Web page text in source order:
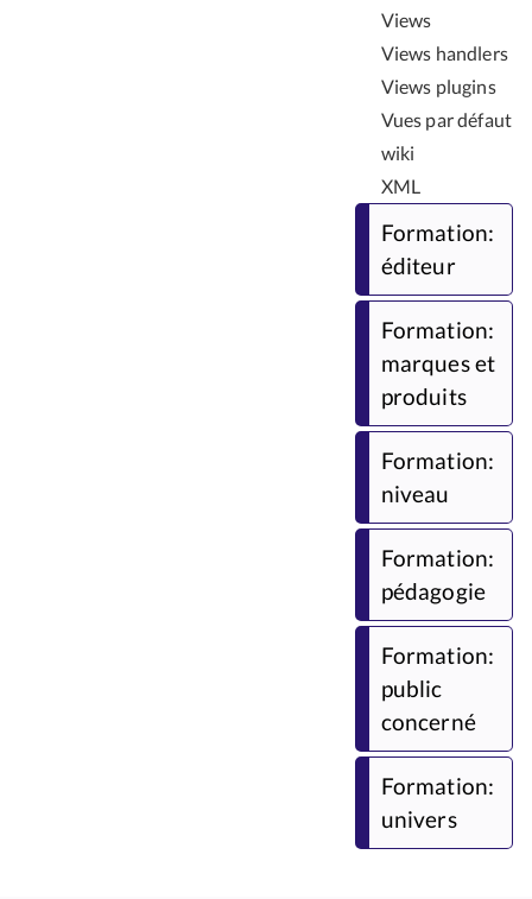
Views
Views handlers
Views plugins
Vues par défaut
wiki
XML
Formation:
éditeur
Formation:
marques et
produits
Formation:
niveau
Formation:
pédagogie
Formation:
public
concerné
Formation:
univers